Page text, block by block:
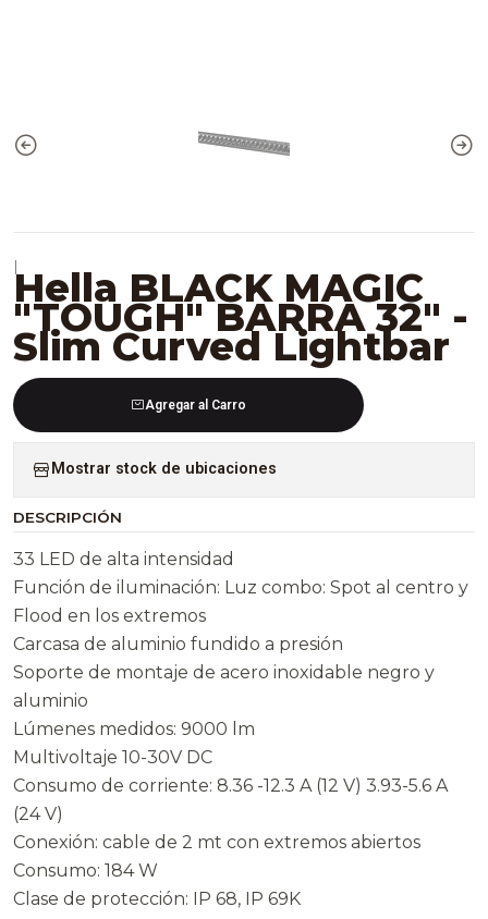
|Hella BLACK MAGIC
"TOUGH" BARRA 32" -
Slim Curved Lightbar
Agregar al Carro
Mostrar stock de ubicaciones
DESCRIPCIÓN
33 LED de alta intensidad
Función de iluminación: Luz combo: Spot al centro y
Flood en los extremos
Carcasa de aluminio fundido a presión
Soporte de montaje de acero inoxidable negro y
aluminio
Lúmenes medidos: 9000 lm
Multivoltaje 10-30V DC
Consumo de corriente: 8.36 -12.3 A (12 V) 3.93-5.6 A
(24 V)
Conexión: cable de 2 mt con extremos abiertos
Consumo: 184 W
Clase de protección: IP 68, IP 69K